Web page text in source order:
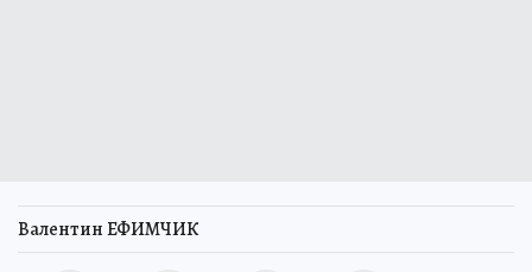
Валентин ЕФИМЧИК